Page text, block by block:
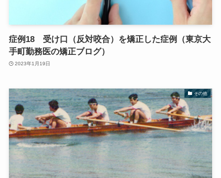
症例18 受け口（反対咬合）を矯正した症例（東京大
手町勤務医の矯正ブログ）
2023年1月19日
その他